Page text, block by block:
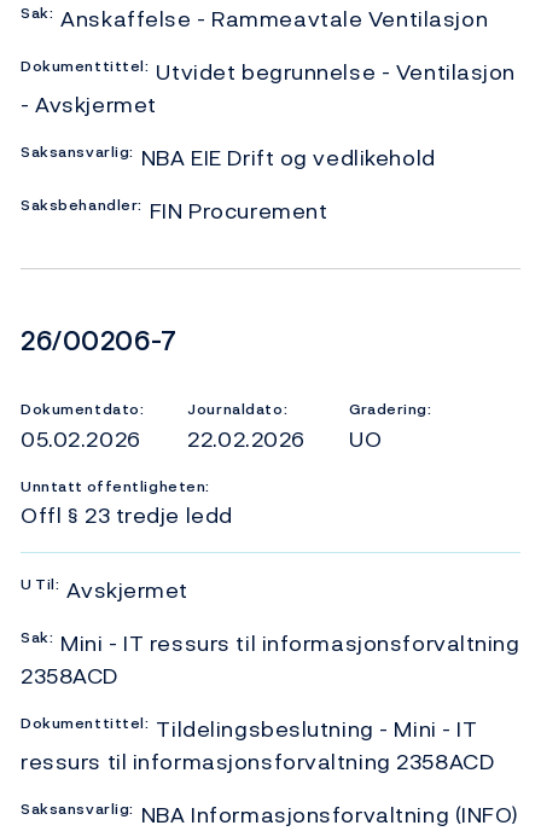
Sak: Anskaffelse - Rammeavtale Ventilasjon
Dokumenttittel: Utvidet begrunnelse - Ventilasjon
- Avskjermet
Saksansvarlig: NBA EIE Drift og vedlikehold
Saksbehandler: FIN Procurement
Dokumentnummer
26/00206-7
Dokumentdato:
05.02.2026
Journaldato:
22.02.2026
Gradering:
UO
Unntatt offentligheten:
Offl § 23 tredje ledd
U Til: Avskjermet
Sak: Mini - IT ressurs til informasjonsforvaltning
2358ACD
Dokumenttittel: Tildelingsbeslutning - Mini - IT
ressurs til informasjonsforvaltning 2358ACD
Saksansvarlig: NBA Informasjonsforvaltning (INFO)